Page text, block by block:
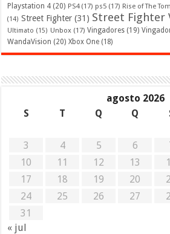
Playstation 4 (20) PS4(17) ps5 (17) Rise of The
(14) Street Fighter (31) Street Fighter
Ultimato (15) Unbox (17) Vingadores (19)
WandaVision (20) Xbox One (18)
agosto 2026
S
T Q Q
3
4 5 6
10
11 12 13
17
18 19 20
24
25 26 27
31
« jul